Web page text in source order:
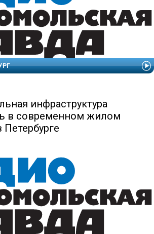
инфраструктура
в современном жилом